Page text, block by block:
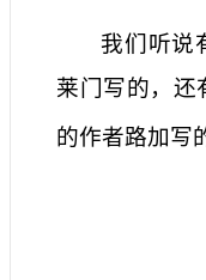
我们听说
莱门写的，还
的作者路加写